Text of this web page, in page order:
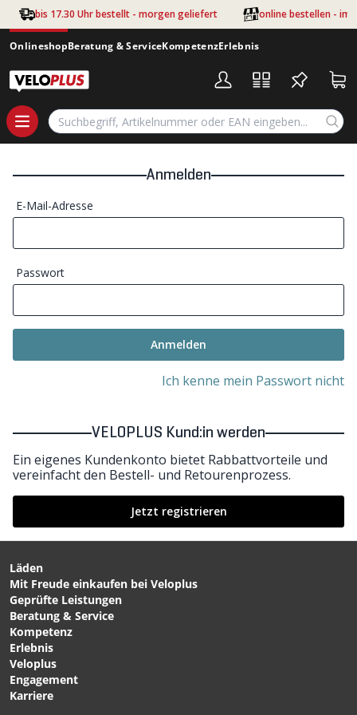
Zum Hauptinhalt springen
bis 17.30 Uhr bestellt - morgen geliefert online bestellen - im
OnlineshopBeratung & ServiceKompetenzErlebnis
Anmelden
E-Mail-Adresse
Passwort
Anmelden
Ich kenne mein Passwort nicht
VELOPLUS Kund:in werden
Ein eigenes Kundenkonto bietet Rabbattvorteile und
vereinfacht den Bestell- und Retourenprozess.
Jetzt registrieren
Läden
Mit Freude einkaufen bei Veloplus
Geprüfte Leistungen
Beratung & Service
Kompetenz
Erlebnis
Veloplus
Engagement
Karriere